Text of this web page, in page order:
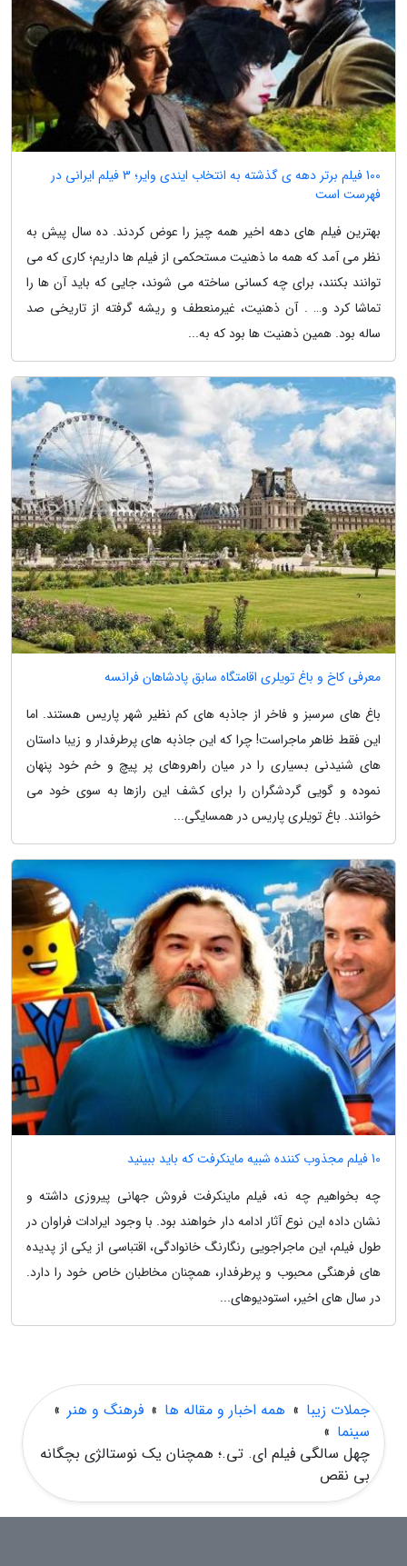
100 فیلم برتر دهه ی گذشته به انتخاب ایندی وایر؛ 3 فیلم ایرانی در
فهرست است
بهترین فیلم های دهه اخیر همه چیز را عوض کردند. ده سال پیش به
نظر می آمد که همه ما ذهنیت مستحکمی از فیلم ها داریم؛ کاری که می
توانند بکنند، برای چه کسانی ساخته می شوند، جایی که باید آن ها را
تماشا کرد و… . آن ذهنیت، غیرمنعطف و ریشه گرفته از تاریخی صد
ساله بود. همین ذهنیت ها بود که به...
معرفی کاخ و باغ تویلری اقامتگاه سابق پادشاهان فرانسه
باغ های سرسبز و فاخر از جاذبه های کم نظیر شهر پاریس هستند. اما
این فقط ظاهر ماجراست! چرا که این جاذبه های پرطرفدار و زیبا داستان
های شنیدنی بسیاری را در میان راهروهای پر پیچ و خم خود پنهان
نموده و گویی گردشگران را برای کشف این رازها به سوی خود می
خوانند. باغ تویلری پاریس در همسایگی...
10 فیلم مجذوب کننده شبیه ماینکرفت که باید ببینید
چه بخواهیم چه نه، فیلم ماینکرفت فروش جهانی پیروزی داشته و
نشان داده این نوع آثار ادامه دار خواهند بود. با وجود ایرادات فراوان در
طول فیلم، این ماجراجویی رنگارنگ خانوادگی، اقتباسی از یکی از پدیده
های فرهنگی محبوب و پرطرفدار، همچنان مخاطبان خاص خود را دارد.
در سال های اخیر، استودیوهای...
جملات زیبا » همه اخبار و مقاله ها » فرهنگ و هنر »
سینما »
چهل سالگی فیلم ای. تی.؛ همچنان یک نوستالژی بچگانه
بی نقص